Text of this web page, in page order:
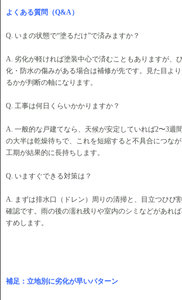
よくある質問（Q&A）
Q. いまの状態で“塗るだけ”で済みますか？
A. 劣化が軽ければ塗装中心で済むこともありますが、
化・防水の傷みがある場合は補修が先です。見た目よ
るかが判断の軸になります。
Q. 工事は何日くらいかかりますか？
A. 一般的な戸建てなら、天候が安定していれば2〜3週
の大半は乾燥待ちで、これを短縮すると不具合につな
工期が結果的に長持ちします。
Q. いますぐできる対策は？
A. まずは排水口（ドレン）周りの清掃と、目立つひび
確認です。雨の後の濡れ残りや室内のシミなどがあれ
すめします。
補足：立地別に劣化が早いパターン